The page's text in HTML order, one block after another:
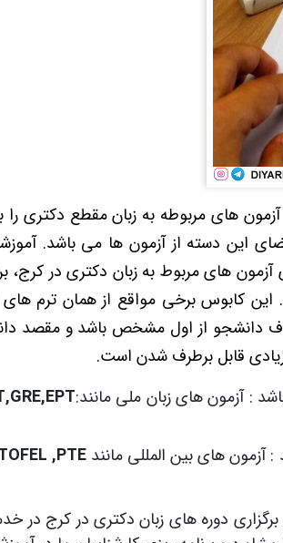
های مربوطه به زبان مقطع دکتری را
این دسته از آزمون ها می باشد.
های مربوط به زبان دکتری در کرج،
کابوس برخی مواقع از همان ترم های
دانشجو از اول مشخص باشد و مقصد
قابل برطرف شدن است.
: آزمون های زبان ملی مانند:
های بین المللی مانند ,PTE
دوره های زبان دکتری در کرج در